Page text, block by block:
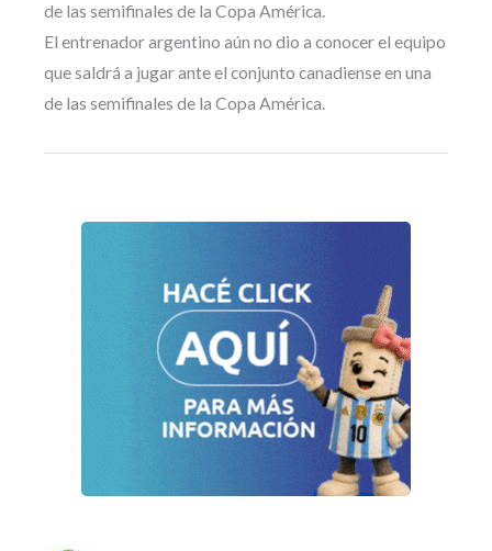
de las semifinales de la Copa América.
El entrenador argentino aún no dio a conocer el equipo
que saldrá a jugar ante el conjunto canadiense en una
de las semifinales de la Copa América.